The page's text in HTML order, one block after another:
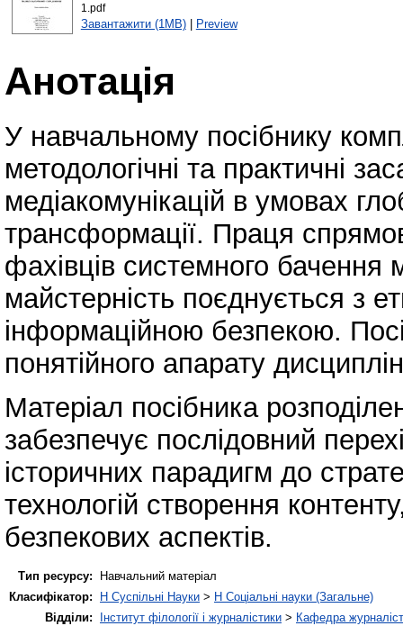
1.pdf
Завантажити (1MB)| Preview
Анотація
У навчальному посібнику
методологічні та практичні
медіакомунікацій в умовах
трансформації. Праця
фахівців системного бачення
майстерність поєднується з
інформаційною безпекою.
понятійного апарату
Матеріал посібника
забезпечує послідовний
історичних парадигм до
технологій створення
безпекових аспектів.
Тип ресурсу:
Навчальний матеріал
Класифікатор:
H Суспільні Науки > H Соціальні науки (Загальне)
Відділи:
Інститут філології і журналістики > Кафедра